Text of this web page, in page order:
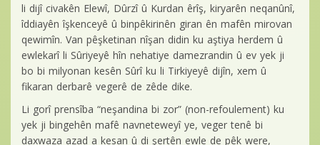
li dijî civakên Elewî, Dûrzî û Kurdan êrîş, kiryarên neqanûnî,
îddiayên îşkenceyê û binpêkirinên giran ên mafên mirovan
qewimîn. Van pêşketinan nîşan didin ku aştiya herdem û
ewlekarî li Sûriyeyê hîn nehatiye damezrandin û ev yek ji
bo bi milyonan kesên Sûrî ku li Tirkiyeyê dijîn, xem û
fikaran derbarê vegerê de zêde dike.
Li gorî prensîba “neşandina bi zor” (non-refoulement) ku
yek ji bingehên mafê navneteweyî ye, veger tenê bi
daxwaza azad a kesan û di şertên ewle de pêk were,